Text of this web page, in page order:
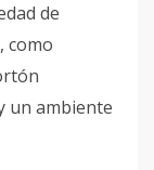
de
como
un ambiente